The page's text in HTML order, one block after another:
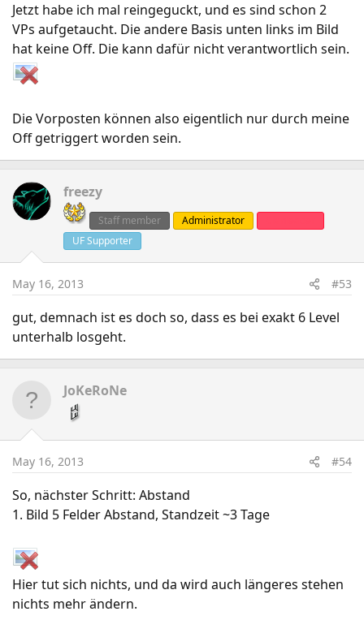
Jetzt habe ich mal reingeguckt, und es sind schon 2
VPs aufgetaucht. Die andere Basis unten links im Bild
hat keine Off. Die kann dafür nicht verantwortlich sein.
Die Vorposten können also eigentlich nur durch meine
Off getriggert worden sein.
freezy
Staff member Administrator
UF Supporter
May 16, 2013 #53
gut, demnach ist es doch so, dass es bei exakt 6 Level
unterhalb losgeht.
JoKeRoNe
May 16, 2013 #54
So, nächster Schritt: Abstand
1. Bild 5 Felder Abstand, Standzeit ~3 Tage
Hier tut sich nichts, und da wird auch längeres stehen
nichts mehr ändern.